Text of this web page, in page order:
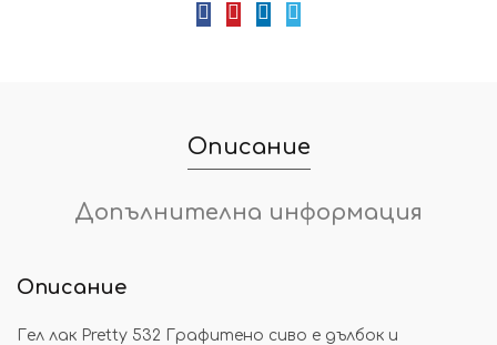
Описание
Допълнителна информация
Описание
Гел лак Pretty 532 Графитено сиво е дълбок и